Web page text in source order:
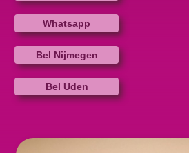
Whatsapp
Bel Nijmegen
Bel Uden